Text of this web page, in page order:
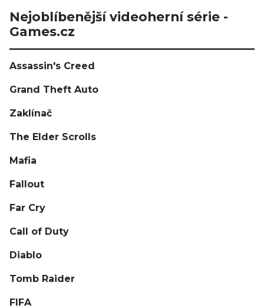
Nejoblíbenější videoherní série -
Games.cz
Assassin's Creed
Grand Theft Auto
Zaklínač
The Elder Scrolls
Mafia
Fallout
Far Cry
Call of Duty
Diablo
Tomb Raider
FIFA